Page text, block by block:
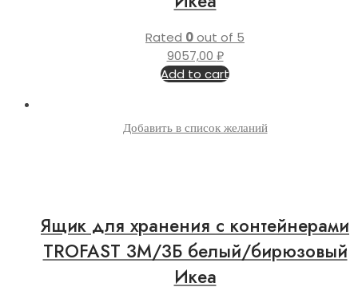
Rated 0out of 5
9057,00 ₽
Add to cart
Добавить в список желаний
Ящик для хранения с контейнерами
TROFAST 3М/3Б белый/бирюзовый
Икеа